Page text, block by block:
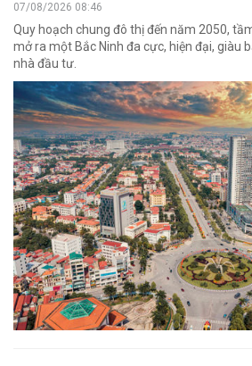
07/08/2026 08:46
Quy hoạch chung đô thị đến năm 2050,
mở ra một Bắc Ninh đa cực, hiện đại, giàu
nhà đầu tư.